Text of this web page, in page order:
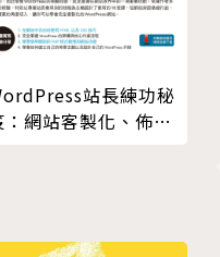
筆者挑選的是最常見、
遊戲相關的Domain K
經「玩過」戰鬥遊戲
於，藉由遊戲做為範
」的書籍，本書的所有
站長練功秘
：網站客製化、佈景